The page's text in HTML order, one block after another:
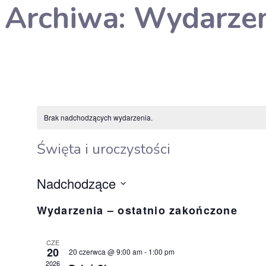
Archiwa:
Brak nadchodzących wydarzenia.
Święta i uroczystości
Nadchodzące
datę.
Wydarzenia – ostatnio zakończone
CZE
20
2026
20 czerwca @ 9:00 am- 1:00 pm